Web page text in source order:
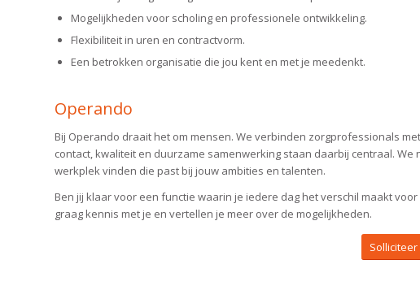
Mogelijkheden voor scholing en professionele ontwikkeling.
Flexibiliteit in uren en contractvorm.
Een betrokken organisatie die jou kent en met je meedenkt.
Operando
Bij Operando draait het om mensen. We verbinden zorgprofessionals
contact, kwaliteit en duurzame samenwerking staan daarbij centraal.
werkplek vinden die past bij jouw ambities en talenten.
Ben jij klaar voor een functie waarin je iedere dag het verschil maakt
graag kennis met je en vertellen je meer over de mogelijkheden.
Solliciteer